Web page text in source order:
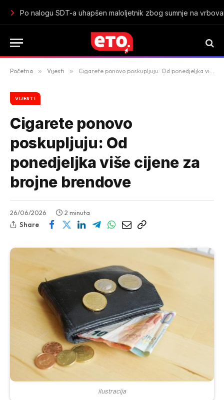
Istorijski uspjeh mladih „lavica“: Crna Gora u polufinalu
Početna » Vijesti » Cigarete ponovo poskupljuju: Od ponedjeljka više cijene za brojne brendove
VIJESTI
Cigarete ponovo
poskupljuju: Od
ponedjeljka više cijene za
brojne brendove
26/06/2026
2 minuta
Share
ilustracija